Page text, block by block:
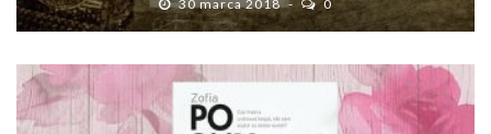
30 marca 2018
0